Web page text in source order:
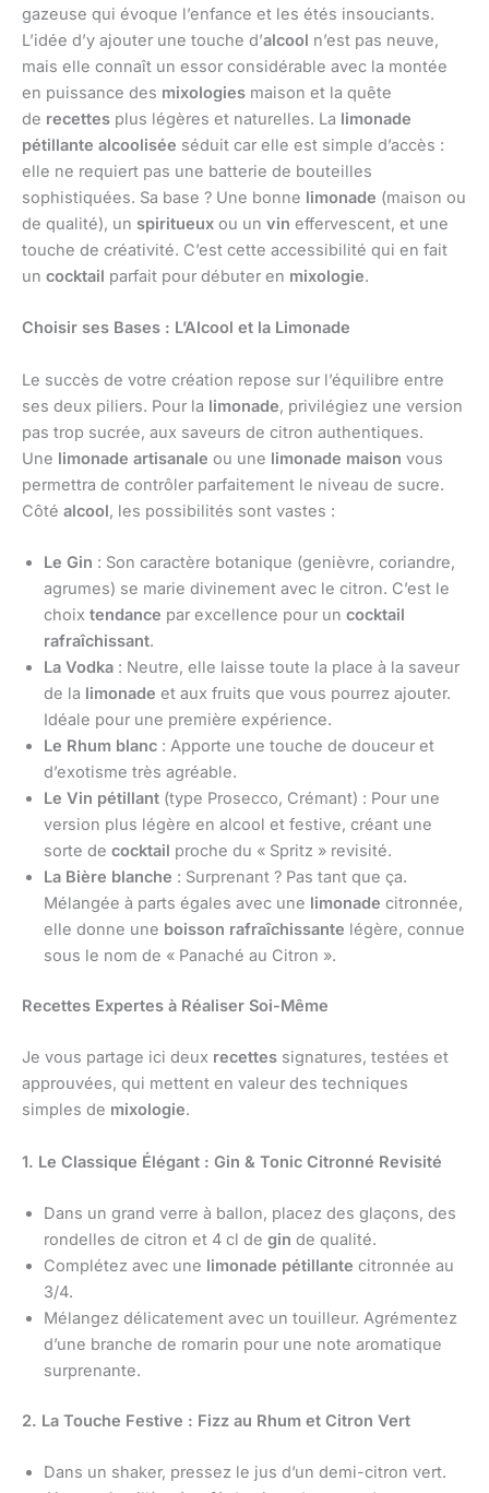
gazeuse qui évoque l’enfance et les étés insouciants.
L’idée d’y ajouter une touche d’alcool n’est pas neuve,
mais elle connaît un essor considérable avec la montée
en puissance des mixologies maison et la quête
de recettes plus légères et naturelles. La limonade
pétillante alcoolisée séduit car elle est simple d’accès :
elle ne requiert pas une batterie de bouteilles
sophistiquées. Sa base ? Une bonne limonade (maison ou
de qualité), un spiritueux ou un vin effervescent, et une
touche de créativité. C’est cette accessibilité qui en fait
un cocktail parfait pour débuter en mixologie.
Choisir ses Bases : L’Alcool et la Limonade
Le succès de votre création repose sur l’équilibre entre
ses deux piliers. Pour la limonade, privilégiez une version
pas trop sucrée, aux saveurs de citron authentiques.
Une limonade artisanale ou une limonade maison vous
permettra de contrôler parfaitement le niveau de sucre.
Côté alcool, les possibilités sont vastes :
Le Gin : Son caractère botanique (genièvre, coriandre,
agrumes) se marie divinement avec le citron. C’est le
choix tendance par excellence pour un cocktail
rafraîchissant.
La Vodka : Neutre, elle laisse toute la place à la saveur
de la limonade et aux fruits que vous pourrez ajouter.
Idéale pour une première expérience.
Le Rhum blanc : Apporte une touche de douceur et
d’exotisme très agréable.
Le Vin pétillant (type Prosecco, Crémant) : Pour une
version plus légère en alcool et festive, créant une
sorte de cocktail proche du « Spritz » revisité.
La Bière blanche : Surprenant ? Pas tant que ça.
Mélangée à parts égales avec une limonade citronnée,
elle donne une boisson rafraîchissante légère, connue
sous le nom de « Panaché au Citron ».
Recettes Expertes à Réaliser Soi-Même
Je vous partage ici deux recettes signatures, testées et
approuvées, qui mettent en valeur des techniques
simples de mixologie.
1. Le Classique Élégant : Gin & Tonic Citronné Revisité
Dans un grand verre à ballon, placez des glaçons, des
rondelles de citron et 4 cl de gin de qualité.
Complétez avec une limonade pétillante citronnée au
3/4.
Mélangez délicatement avec un touilleur. Agrémentez
d’une branche de romarin pour une note aromatique
surprenante.
2. La Touche Festive : Fizz au Rhum et Citron Vert
Dans un shaker, pressez le jus d’un demi-citron vert.